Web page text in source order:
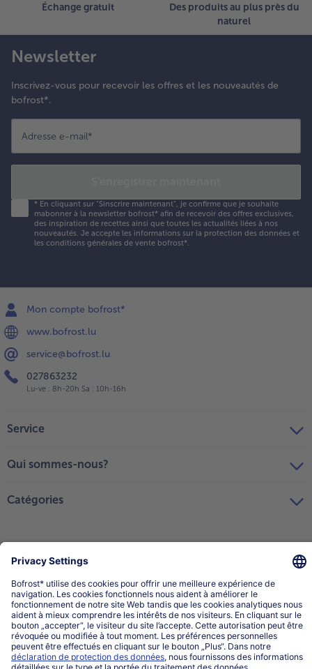
Échange gratuit
Des produits au plus près du
naturel
Newsletter
Inscrivez-vous pour recevoir les offres et les nouveautés de
bofrost*.
Adresse e-mail*
* En cliquant sur "Sinscrire maintenant", je confirme que je souhaite
mabonner à la newsletter bofrost* afin de recevoir des offres exclusives,
des inspiration de recettes ainsi que toutes les actualités liées à nos
nouveautés. Je accepte les informations sur la protection des données et
les conditions générales de vente bofrost*.
Mon compte bofrost*
www.bofrost.lu
service@bofrost.lu
027863232
Lu-ve : 8h-20h Sa : 10h-16h
Service
Qui sommes-nous?
Catégories